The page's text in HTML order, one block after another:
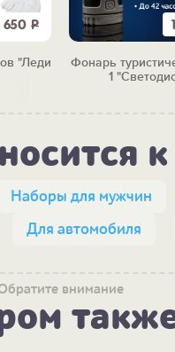
650 Р
"Леди
Фонарь
1
Наборы для мужчин
Для автомобиля
внимание